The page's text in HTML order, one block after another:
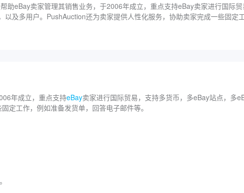
助eBay卖家管理其销售业务，于2006年成立，重点支持eBay卖家进行国际
以及多用户。PushAuction还为卖家提供人性化服务，协助卖家完成一些固定
年成立，重点支持eBay卖家进行国际贸易，支持多货币，多eBay站点，多
定工作，例如准备发货单，回答电子邮件等。